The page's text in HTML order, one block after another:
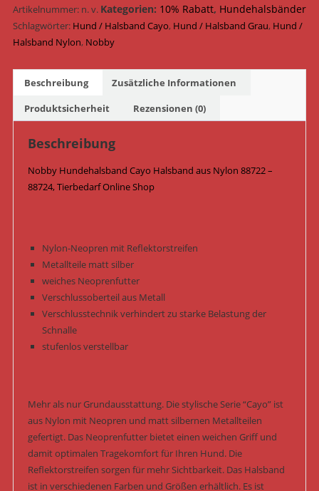
88722
-
88724
Grau
Menge
Artikelnummer: n. v. Kategorien: 10% Rabatt, Hundehalsbänder
Schlagwörter: Hund / Halsband Cayo, Hund / Halsband Grau, Hund /
Halsband Nylon, Nobby
Beschreibung
Zusätzliche Informationen
Produktsicherheit
Rezensionen (0)
Beschreibung
Nobby Hundehalsband Cayo Halsband aus Nylon 88722 –
88724, Tierbedarf Online Shop
Nylon-Neopren mit Reflektorstreifen
Metallteile matt silber
weiches Neoprenfutter
Verschlussoberteil aus Metall
Verschlusstechnik verhindert zu starke Belastung der
Schnalle
stufenlos verstellbar
Mehr als nur Grundausstattung. Die stylische Serie “Cayo” ist
aus Nylon mit Neopren und matt silbernen Metallteilen
gefertigt. Das Neoprenfutter bietet einen weichen Griff und
damit optimalen Tragekomfort für Ihren Hund. Die
Reflektorstreifen sorgen für mehr Sichtbarkeit. Das Halsband
ist in verschiedenen Farben und Größen erhältlich. Es ist